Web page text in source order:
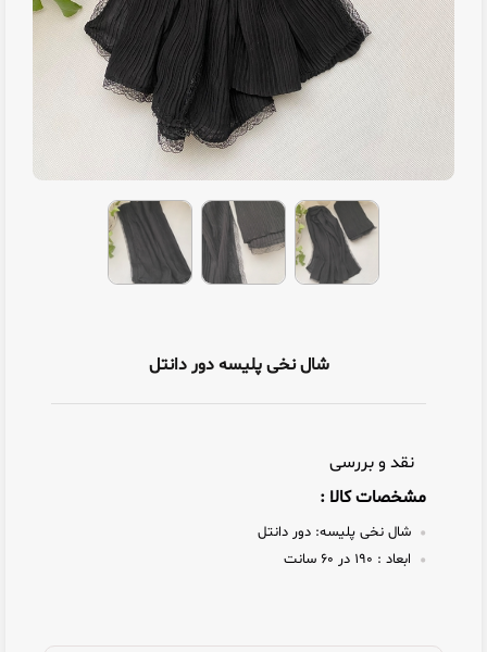
شال نخی پلیسه دور دانتل
نقد و بررسی
مشخصات کالا :
شال نخی پلیسه: دور دانتل
ابعاد :